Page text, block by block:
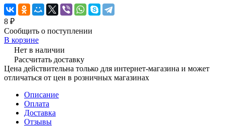
8 ₽
Сообщить о поступлении
В корзине
Нет в наличии
Рассчитать доставку
Цена действительна только для интернет-магазина и может
отличаться от цен в розничных магазинах
Описание
Оплата
Доставка
Отзывы